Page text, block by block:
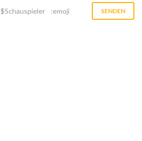
$Schauspieler :emoji